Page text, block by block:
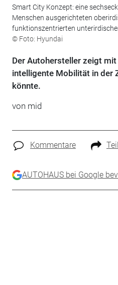
Smart City Konzept: eine
Menschen ausgerichteten
funktionszentrierten
© Foto: Hyundai
Der Autohersteller zeigt
intelligente Mobilität in der
könnte.
von mid
Kommentare
AUTOHAUS bei Google